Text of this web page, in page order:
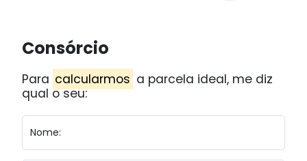
Consórcio
Para calcularmos a parcela ideal, me diz
qual o seu:
Nome: